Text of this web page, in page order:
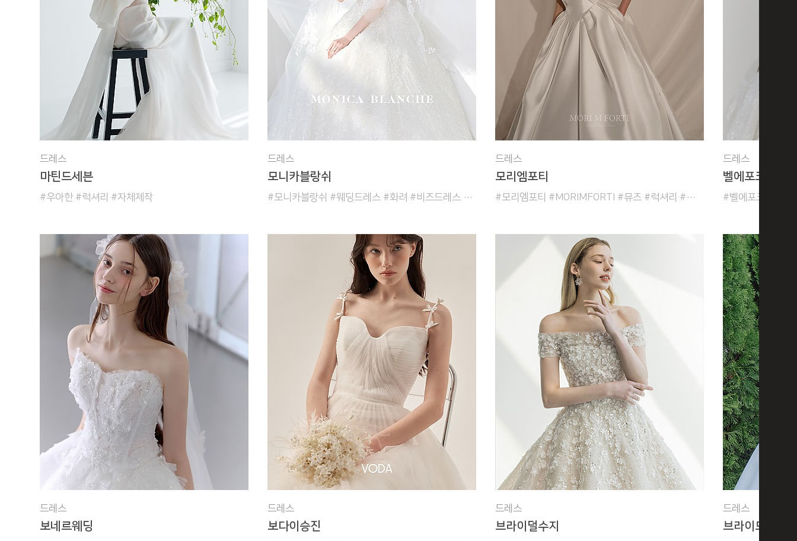
드레스
마틴드세븐
#우아한 #럭셔리 #자체제작
드레스
모니카블랑쉬
#모니카블랑쉬 #웨딩드레스 #화려 #비즈드레스 #실크드레스 #본식드레스 #촬영드레스 #이브닝드레스 #로맨틱 #클래식 #수입드레스 #유니크드레스 #디자이너브랜드 #수입브랜드 #프리미엄드레스 #심플드레스 #레이스드레스
드레스
모리엠포티
#모리엠포티 #MORIMFORTI #뮤즈 #럭셔리 #실크 #엘레강스
드레스
벨에포크
드레스
보네르웨딩
드레스
보다이승진
드레스
브라이덜수지
드레스
브라이드로체